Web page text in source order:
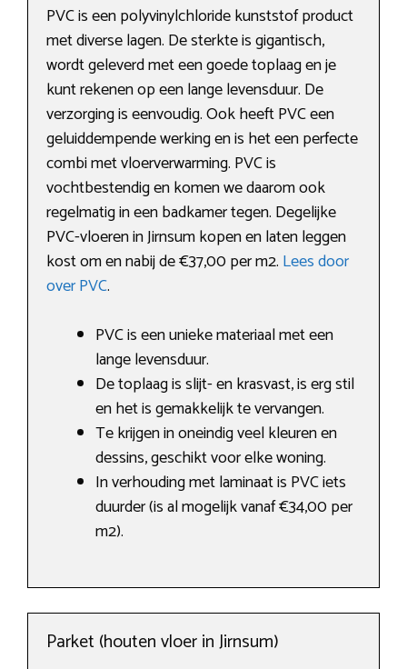
PVC is een polyvinylchloride kunststof product
met diverse lagen. De sterkte is gigantisch,
wordt geleverd met een goede toplaag en je
kunt rekenen op een lange levensduur. De
verzorging is eenvoudig. Ook heeft PVC een
geluiddempende werking en is het een perfecte
combi met vloerverwarming. PVC is
vochtbestendig en komen we daarom ook
regelmatig in een badkamer tegen. Degelijke
PVC-vloeren in Jirnsum kopen en laten leggen
kost om en nabij de €37,00 per m2. Lees door
over PVC.
PVC is een unieke materiaal met een
lange levensduur.
De toplaag is slijt- en krasvast, is erg stil
en het is gemakkelijk te vervangen.
Te krijgen in oneindig veel kleuren en
dessins, geschikt voor elke woning.
In verhouding met laminaat is PVC iets
duurder (is al mogelijk vanaf €34,00 per
m2).
Parket (houten vloer in Jirnsum)